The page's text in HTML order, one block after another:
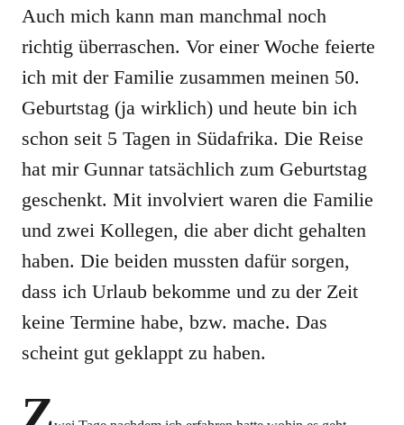
Auch mich kann man manchmal noch
richtig überraschen. Vor einer Woche feierte
ich mit der Familie zusammen meinen 50.
Geburtstag (ja wirklich) und heute bin ich
schon seit 5 Tagen in Südafrika. Die Reise
hat mir Gunnar tatsächlich zum Geburtstag
geschenkt. Mit involviert waren die Familie
und zwei Kollegen, die aber dicht gehalten
haben. Die beiden mussten dafür sorgen,
dass ich Urlaub bekomme und zu der Zeit
keine Termine habe, bzw. mache. Das
scheint gut geklappt zu haben.
Z